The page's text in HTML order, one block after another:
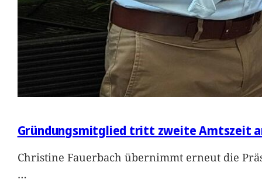
Gründungsmitglied tritt zweite Amtszeit
Christine Fauerbach übernimmt erneut die
…